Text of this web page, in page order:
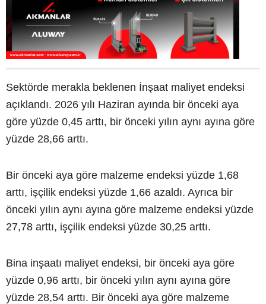
Sektörde merakla beklenen İnşaat maliyet endeksi
açıklandı. 2026 yılı Haziran ayında bir önceki aya
göre yüzde 0,45 arttı, bir önceki yılın aynı ayına göre
yüzde 28,66 arttı.
Bir önceki aya göre malzeme endeksi yüzde 1,68
arttı, işçilik endeksi yüzde 1,66 azaldı. Ayrıca bir
önceki yılın aynı ayına göre malzeme endeksi yüzde
27,78 arttı, işçilik endeksi yüzde 30,25 arttı.
Bina inşaatı maliyet endeksi, bir önceki aya göre
yüzde 0,96 arttı, bir önceki yılın aynı ayına göre
yüzde 28,54 arttı. Bir önceki aya göre malzeme